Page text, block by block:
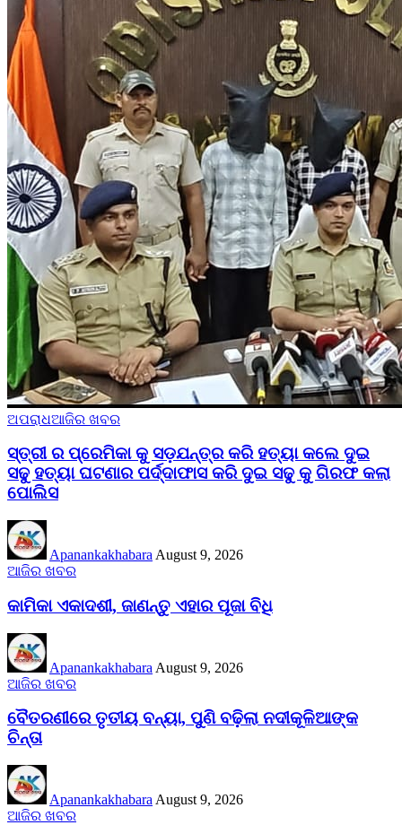
ଅପରାଧଆଜିର ଖବର
ସ୍ତ୍ରୀ ର ପ୍ରେମିକା କୁ ସଡ଼ଯନ୍ତ୍ର କରି ହତ୍ୟା କଲେ ଦୁଇ
ସଢୁ ହତ୍ୟା ଘଟଣାର ପର୍ଦ୍ଦାଫାସ କରି ଦୁଇ ସଢୁ କୁ ଗିରଫ କଲା
ପୋଲିସ
Apanankakhabara August 9, 2026
ଆଜିର ଖବର
କାମିକା ଏକାଦଶୀ, ଜାଣନ୍ତୁ ଏହାର ପୂଜା ବିଧି
Apanankakhabara August 9, 2026
ଆଜିର ଖବର
ବୈତରଣୀରେ ତୃତୀୟ ବନ୍ୟା, ପୁଣି ବଢ଼ିଲା ନଦୀକୂଳିଆଙ୍କ
ଚିନ୍ତା
Apanankakhabara August 9, 2026
ଆଜିର ଖବର